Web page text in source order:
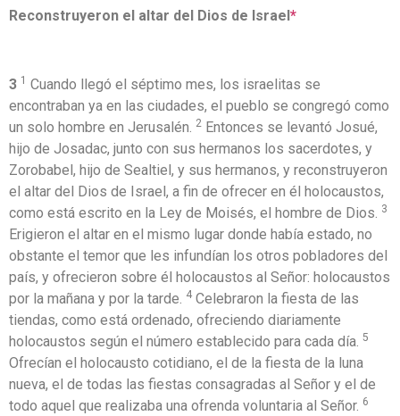
Reconstruyeron el altar del Dios de Israel *
3 1 Cuando llegó el séptimo mes, los israelitas se
encontraban ya en las ciudades, el pueblo se congregó como
un solo hombre en Jerusalén. 2 Entonces se levantó Josué,
hijo de Josadac, junto con sus hermanos los sacerdotes, y
Zorobabel, hijo de Sealtiel, y sus hermanos, y reconstruyeron
el altar del Dios de Israel, a fin de ofrecer en él holocaustos,
como está escrito en la Ley de Moisés, el hombre de Dios. 3
Erigieron el altar en el mismo lugar donde había estado, no
obstante el temor que les infundían los otros pobladores del
país, y ofrecieron sobre él holocaustos al Señor: holocaustos
por la mañana y por la tarde. 4 Celebraron la fiesta de las
tiendas, como está ordenado, ofreciendo diariamente
holocaustos según el número establecido para cada día. 5
Ofrecían el holocausto cotidiano, el de la fiesta de la luna
nueva, el de todas las fiestas consagradas al Señor y el de
todo aquel que realizaba una ofrenda voluntaria al Señor. 6